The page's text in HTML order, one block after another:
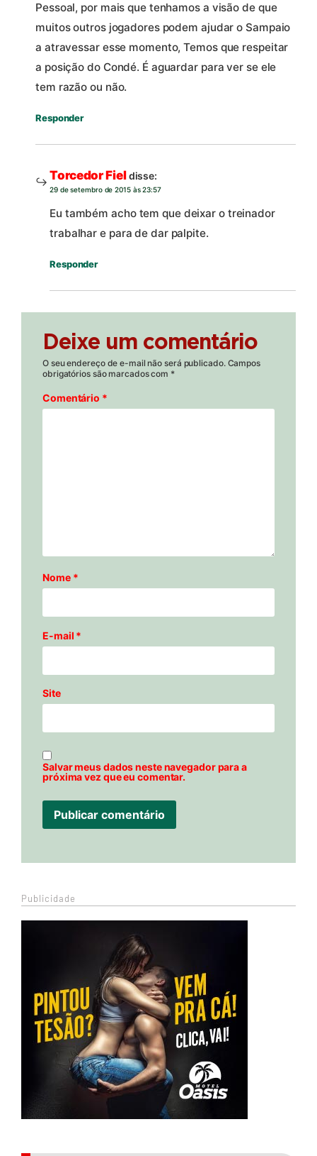
Pessoal, por mais que tenhamos a visão de que
muitos outros jogadores podem ajudar o Sampaio
a atravessar esse momento, Temos que respeitar
a posição do Condé. É aguardar para ver se ele
tem razão ou não.
Responder
Torcedor Fieldisse:
29 de setembro de 2015 às 23:57
Eu também acho tem que deixar o treinador
trabalhar e para de dar palpite.
Responder
Deixe um comentário
O seu endereço de e-mail não será publicado. Campos
obrigatórios são marcados com *
Comentário *
Nome *
E-mail *
Site
Salvar meus dados neste navegador para a
próxima vez que eu comentar.
Publicidade